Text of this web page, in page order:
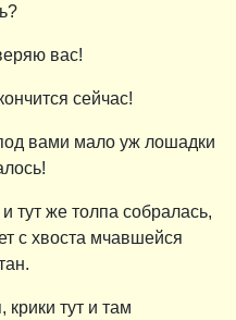
вас!
сейчас!
вами мало уж лошадки
тут же толпа собралась,
с хвоста мчавшейся
крики тут и там